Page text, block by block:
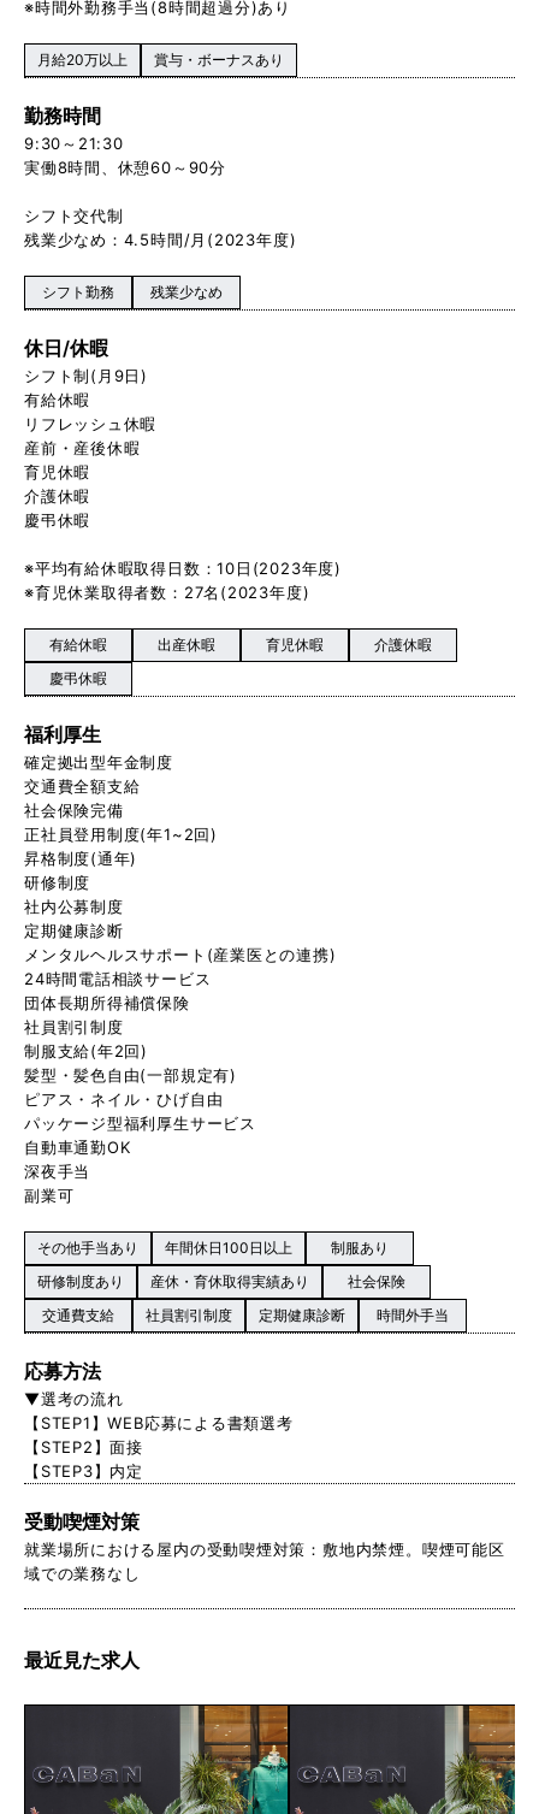
※時間外勤務手当(8時間超過分)あり
月給20万以上 賞与・ボーナスあり
勤務時間
9:30～21:30
実働8時間、休憩60～90分
シフト交代制
残業少なめ：4.5時間/月(2023年度)
シフト勤務 残業少なめ
休日/休暇
シフト制(月9日)
有給休暇
リフレッシュ休暇
産前・産後休暇
育児休暇
介護休暇
慶弔休暇
※平均有給休暇取得日数：10日(2023年度)
※育児休業取得者数：27名(2023年度)
有給休暇 出産休暇 育児休暇
介護休暇
慶弔休暇
福利厚生
確定拠出型年金制度
交通費全額支給
社会保険完備
正社員登用制度(年1~2回)
昇格制度(通年)
研修制度
社内公募制度
定期健康診断
メンタルヘルスサポート(産業医との連携)
24時間電話相談サービス
団体長期所得補償保険
社員割引制度
制服支給(年2回)
髪型・髪色自由(一部規定有)
ピアス・ネイル・ひげ自由
パッケージ型福利厚生サービス
自動車通勤OK
深夜手当
副業可
その他手当あり 年間休日100日以上
制服あり
研修制度あり
産休・育休取得実績あり
社会保険
交通費支給
社員割引制度 定期健康診断 時間外手当
応募方法
▼選考の流れ
【STEP1】WEB応募による書類選考
【STEP2】面接
【STEP3】内定
受動喫煙対策
就業場所における屋内の受動喫煙対策：敷地内禁煙。喫煙可能区
域での業務なし
最近見た求人